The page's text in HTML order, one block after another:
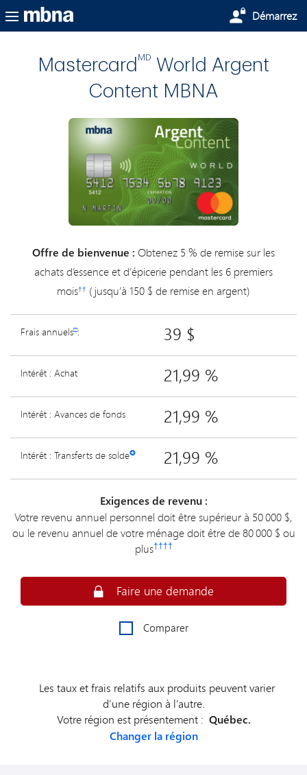
Passer au contenu principal Démarrez
Mastercard MD
World Argent
Content MBNA
Offre de bienvenue : Obtenez 5 % de remise sur les
achats d’essence et d’épicerie pendant les 6 premiers
mois†† (jusqu’à 150 $ de remise en argent)
Frais annuels□: 39 $
Intérêt : Achat 21,99 %
Intérêt : Avances de fonds 21,99 %
Intérêt : Transferts de solde✪ 21,99 %
Exigences de revenu :
Votre revenu annuel personnel doit être supérieur à 50 000 $,
ou le revenu annuel de votre ménage doit être de 80 000 $ ou
plus††††
Faites une demande en ligne pour
Faire une demande
Comparer
Les taux et frais relatifs aux produits peuvent varier
d’une région à l’autre.
Votre région est présentement : Québec.
Changer la région